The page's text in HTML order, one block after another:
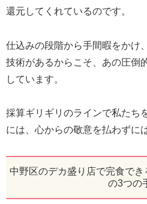
還元してくれているのです。
仕込みの段階から手間暇をかけ
技術があるからこそ、あの圧倒
しています。
採算ギリギリのラインで私たち
には、心からの敬意を払わずに
中野区のデカ盛り店で完食で
の3つの